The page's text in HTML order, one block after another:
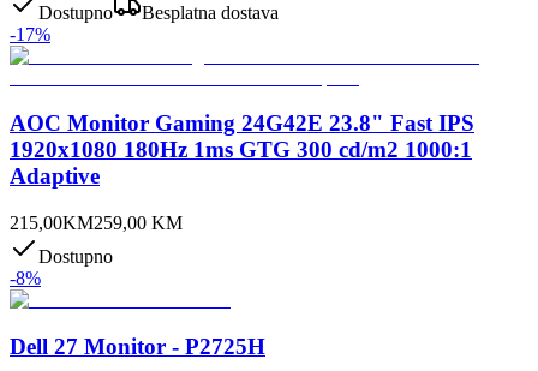
Dostupno
Besplatna dostava
-17%
AOC Monitor Gaming 24G42E 23.8" Fast IPS
1920x1080 180Hz 1ms GTG 300 cd/m2 1000:1
Adaptive
215,00KM259,00 KM
Dostupno
-8%
Dell 27 Monitor - P2725H